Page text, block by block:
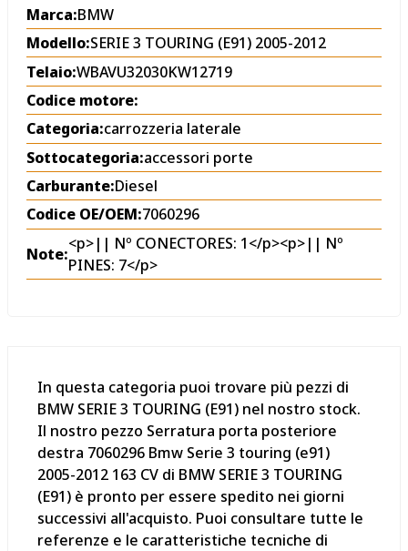
Marca:BMW
Modello:SERIE 3 TOURING (E91) 2005-2012
Telaio:WBAVU32030KW12719
Codice motore:
Categoria:carrozzeria laterale
Sottocategoria:accessori porte
Carburante:Diesel
Codice OE/OEM:7060296
Note:
<p>|| Nº CONECTORES: 1</p><p>|| Nº
PINES: 7</p>
In questa categoria puoi trovare più pezzi di
BMW SERIE 3 TOURING (E91) nel nostro stock.
Il nostro pezzo Serratura porta posteriore
destra 7060296 Bmw Serie 3 touring (e91)
2005-2012 163 CV di BMW SERIE 3 TOURING
(E91) è pronto per essere spedito nei giorni
successivi all'acquisto. Puoi consultare tutte le
referenze e le caratteristiche tecniche di